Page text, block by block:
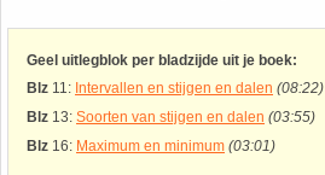
Geel uitlegblok per bladzijde uit je boek:
Blz 11: Intervallen en stijgen en dalen (08:22)
Blz 13: Soorten van stijgen en dalen (03:55)
Blz 16: Maximum en minimum (03:01)
Mavo4: Hoofdstuk 6: Vlakke figuren
Mavo4: Hoofdstuk 7: Verbanden
Mavo4: Hoofdstuk 8: Ruimtemeetkunde
6. Driehoek van Pascal
7. Fibonacci
8. Het getal nul
Youtube
Toppers
Over deze site
Promotie